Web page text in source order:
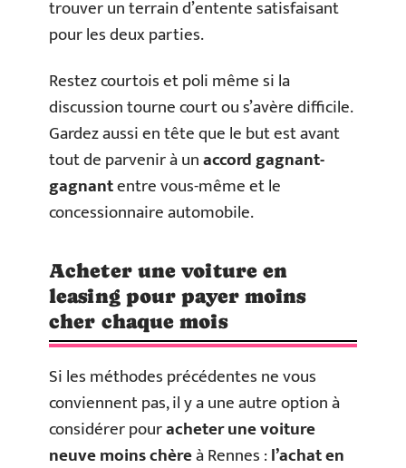
trouver un terrain d’entente satisfaisant
pour les deux parties.
Restez courtois et poli même si la
discussion tourne court ou s’avère difficile.
Gardez aussi en tête que le but est avant
tout de parvenir à unaccord gagnant-
gagnantentre vous-même et le
concessionnaire automobile.
Acheter une voiture en
leasing pour payer moins
cher chaque mois
Si les méthodes précédentes ne vous
conviennent pas, il y a une autre option à
considérer pouracheter une voiture
neuve moins chèreà Rennes :l’achat en